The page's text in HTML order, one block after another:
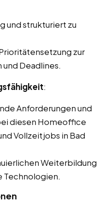
und strukturiert zu
zur
und Deadlines.
:
Anforderungen und
diesen Homeoffice
Vollzeitjobs in Bad
Weiterbildung
Technologien.